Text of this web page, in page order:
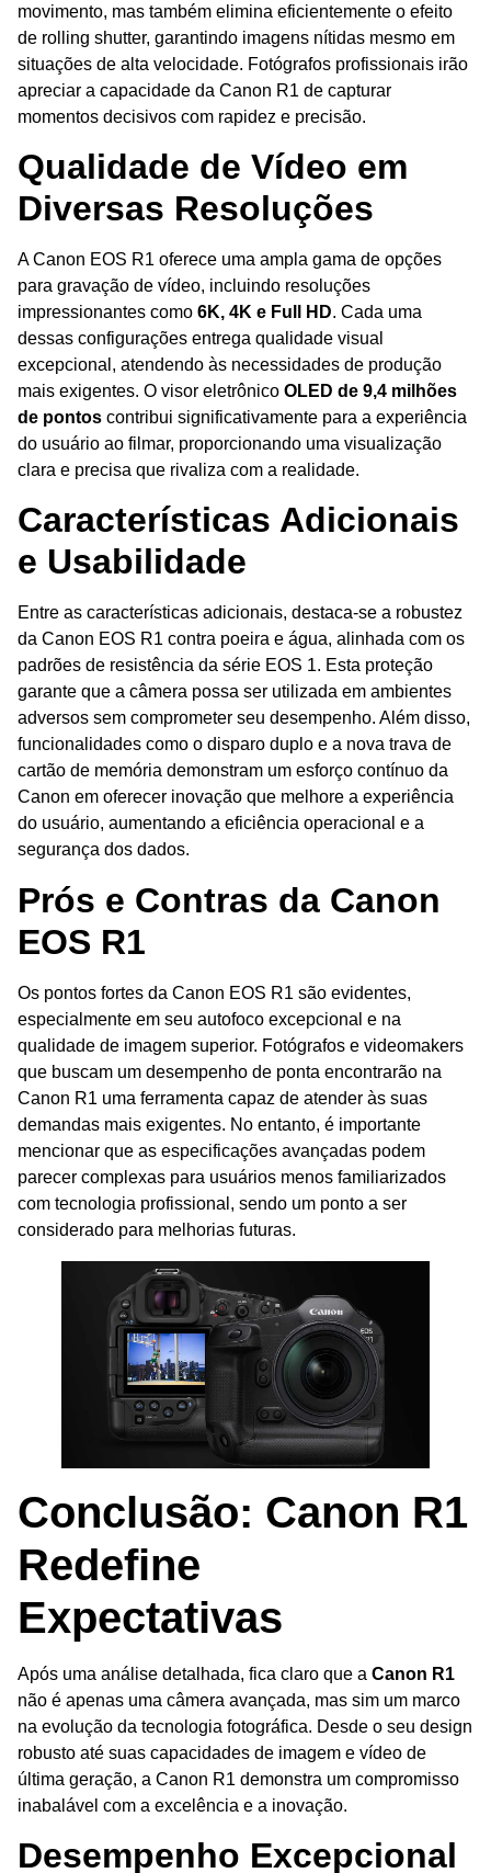
movimento, mas também elimina eficientemente o efeito
de rolling shutter, garantindo imagens nítidas mesmo em
situações de alta velocidade. Fotógrafos profissionais irão
apreciar a capacidade da Canon R1 de capturar
momentos decisivos com rapidez e precisão.
Qualidade de Vídeo em
Diversas Resoluções
A Canon EOS R1 oferece uma ampla gama de opções
para gravação de vídeo, incluindo resoluções
impressionantes como 6K, 4K e Full HD. Cada uma
dessas configurações entrega qualidade visual
excepcional, atendendo às necessidades de produção
mais exigentes. O visor eletrônico OLED de 9,4 milhões
de pontos contribui significativamente para a experiência
do usuário ao filmar, proporcionando uma visualização
clara e precisa que rivaliza com a realidade.
Características Adicionais
e Usabilidade
Entre as características adicionais, destaca-se a robustez
da Canon EOS R1 contra poeira e água, alinhada com os
padrões de resistência da série EOS 1. Esta proteção
garante que a câmera possa ser utilizada em ambientes
adversos sem comprometer seu desempenho. Além disso,
funcionalidades como o disparo duplo e a nova trava de
cartão de memória demonstram um esforço contínuo da
Canon em oferecer inovação que melhore a experiência
do usuário, aumentando a eficiência operacional e a
segurança dos dados.
Prós e Contras da Canon
EOS R1
Os pontos fortes da Canon EOS R1 são evidentes,
especialmente em seu autofoco excepcional e na
qualidade de imagem superior. Fotógrafos e videomakers
que buscam um desempenho de ponta encontrarão na
Canon R1 uma ferramenta capaz de atender às suas
demandas mais exigentes. No entanto, é importante
mencionar que as especificações avançadas podem
parecer complexas para usuários menos familiarizados
com tecnologia profissional, sendo um ponto a ser
considerado para melhorias futuras.
Conclusão: Canon R1
Redefine
Expectativas
Após uma análise detalhada, fica claro que a Canon R1
não é apenas uma câmera avançada, mas sim um marco
na evolução da tecnologia fotográfica. Desde o seu design
robusto até suas capacidades de imagem e vídeo de
última geração, a Canon R1 demonstra um compromisso
inabalável com a excelência e a inovação.
Desempenho Excepcional